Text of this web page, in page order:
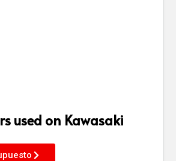
used on Kawasaki